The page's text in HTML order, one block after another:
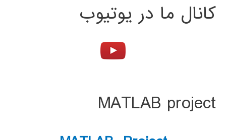
کانال ما در یوتیوب
MATLAB project